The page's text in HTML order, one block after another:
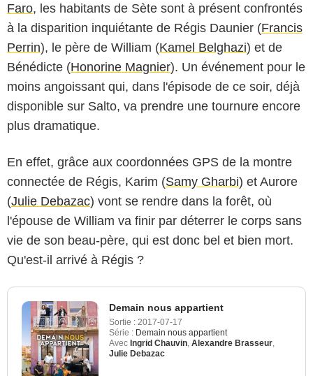
Faro, les habitants de Sète sont à présent confrontés
à la disparition inquiétante de Régis Daunier (Francis
Perrin), le père de William (Kamel Belghazi) et de
Bénédicte (Honorine Magnier). Un événement pour le
moins angoissant qui, dans l'épisode de ce soir, déjà
disponible sur Salto, va prendre une tournure encore
plus dramatique.
En effet, grâce aux coordonnées GPS de la montre
connectée de Régis, Karim (Samy Gharbi) et Aurore
(Julie Debazac) vont se rendre dans la forêt, où
l'épouse de William va finir par déterrer le corps sans
vie de son beau-père, qui est donc bel et bien mort.
Qu'est-il arrivé à Régis ?
Demain nous appartient
Sortie : 2017-07-17
Série : Demain nous appartient
Avec Ingrid Chauvin Alexandre Brasseur
Julie Debazac